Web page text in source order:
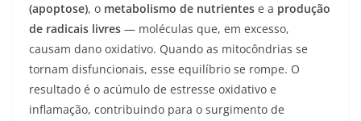
(apoptose), o metabolismo de nutrientes e a produção
de radicais livres — moléculas que, em excesso,
causam dano oxidativo. Quando as mitocôndrias se
tornam disfuncionais, esse equilíbrio se rompe. O
resultado é o acúmulo de estresse oxidativo e
inflamação, contribuindo para o surgimento de